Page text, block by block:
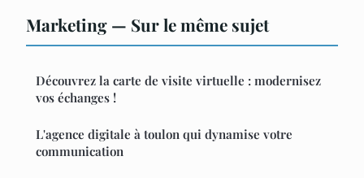
Marketing — Sur le même sujet
Découvrez la carte de visite virtuelle : modernisez
vos échanges !
L'agence digitale à toulon qui dynamise votre
communication